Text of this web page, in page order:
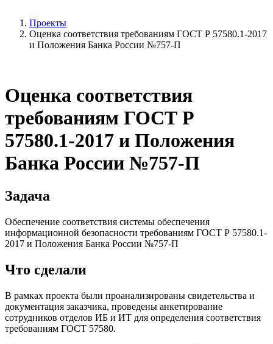
Проекты
Оценка соответствия требованиям ГОСТ Р 57580.1-2017
и Положения Банка России №757-П
Оценка соответствия
требованиям ГОСТ Р
57580.1-2017 и Положения
Банка России №757-П
Задача
Обеспечение соответствия системы обеспечения
информационной безопасности требованиям ГОСТ Р 57580.1-
2017 и Положения Банка России №757-П
Что сделали
В рамках проекта были проанализированы свидетельства и
документация заказчика, проведены анкетирование
сотрудников отделов ИБ и ИТ для определения соответствия
требованиям ГОСТ 57580.